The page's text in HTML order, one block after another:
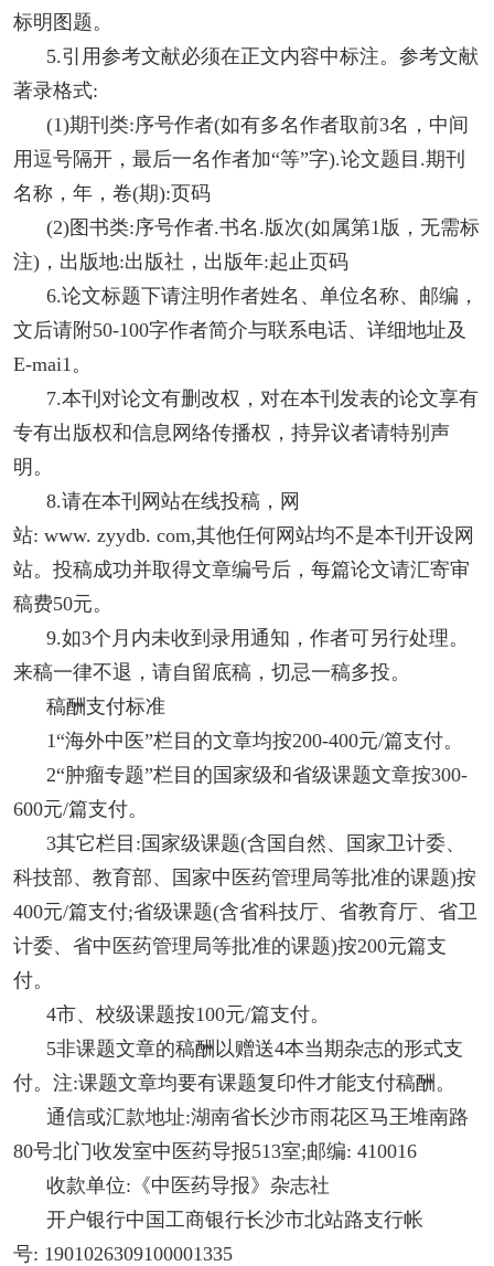
标明图题。
5.引用参考文献必须在正文内容中标注。参考文献
著录格式:
(1)期刊类:序号作者(如有多名作者取前3名，中间
用逗号隔开，最后一名作者加“等”字).论文题目.期刊
名称，年，卷(期):页码
(2)图书类:序号作者.书名.版次(如属第1版，无需标
注)，出版地:出版社，出版年:起止页码
6.论文标题下请注明作者姓名、单位名称、邮编，
文后请附50-100字作者简介与联系电话、详细地址及
E-mai1。
7.本刊对论文有删改权，对在本刊发表的论文享有
专有出版权和信息网络传播权，持异议者请特别声
明。
8.请在本刊网站在线投稿，网
站: www. zyydb. com,其他任何网站均不是本刊开设网
站。投稿成功并取得文章编号后，每篇论文请汇寄审
稿费50元。
9.如3个月内未收到录用通知，作者可另行处理。
来稿一律不退，请自留底稿，切忌一稿多投。
稿酬支付标准
1“海外中医”栏目的文章均按200-400元/篇支付。
2“肿瘤专题”栏目的国家级和省级课题文章按300-
600元/篇支付。
3其它栏目:国家级课题(含国自然、国家卫计委、
科技部、教育部、国家中医药管理局等批准的课题)按
400元/篇支付;省级课题(含省科技厅、省教育厅、省卫
计委、省中医药管理局等批准的课题)按200元篇支
付。
4市、校级课题按100元/篇支付。
5非课题文章的稿酬以赠送4本当期杂志的形式支
付。注:课题文章均要有课题复印件才能支付稿酬。
通信或汇款地址:湖南省长沙市雨花区马王堆南路
80号北门收发室中医药导报513室;邮编: 410016
收款单位:《中医药导报》杂志社
开户银行中国工商银行长沙市北站路支行帐
号: 1901026309100001335